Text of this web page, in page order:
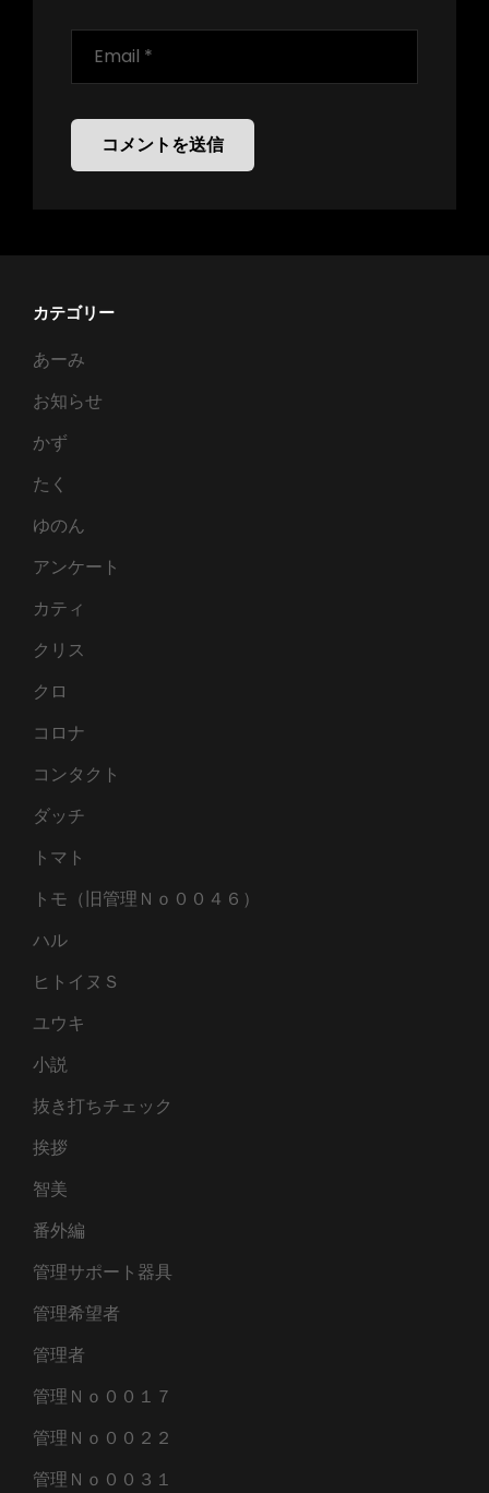
カテゴリー
あーみ
お知らせ
かず
たく
ゆのん
アンケート
カティ
クリス
クロ
コロナ
コンタクト
ダッチ
トマト
トモ（旧管理Ｎｏ００４６）
ハル
ヒトイヌＳ
ユウキ
小説
抜き打ちチェック
挨拶
智美
番外編
管理サポート器具
管理希望者
管理者
管理Ｎｏ００１７
管理Ｎｏ００２２
管理Ｎｏ００３１